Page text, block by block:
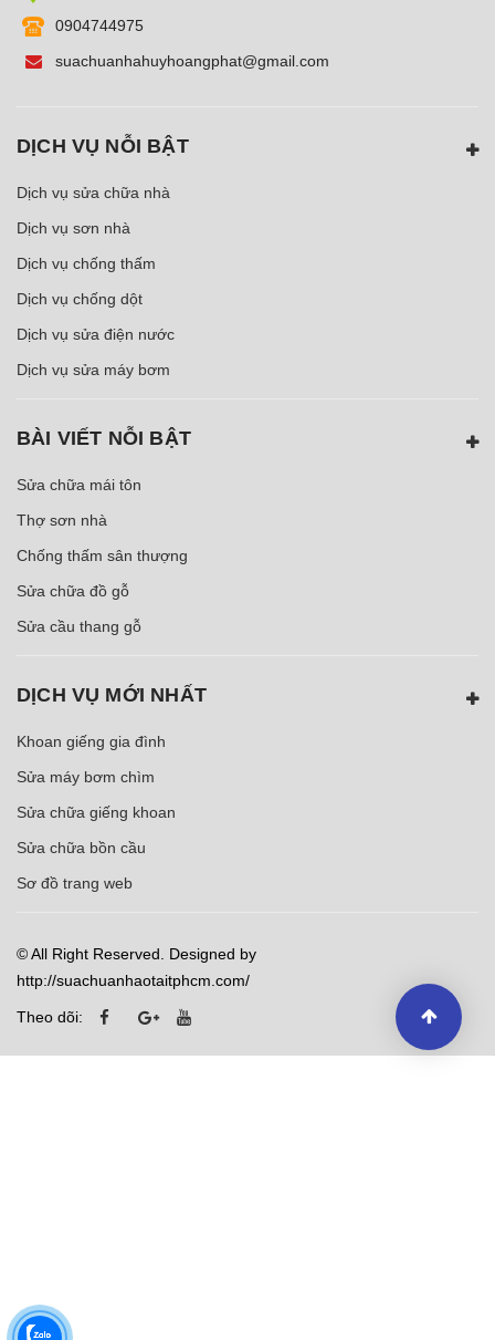
0904744975
suachuanhahuyhoangphat@gmail.com
DỊCH VỤ NỖI BẬT
Dịch vụ sửa chữa nhà
Dịch vụ sơn nhà
Dịch vụ chống thấm
Dịch vụ chống dột
Dịch vụ sửa điện nước
Dịch vụ sửa máy bơm
BÀI VIẾT NỖI BẬT
Sửa chữa mái tôn
Thợ sơn nhà
Chống thấm sân thượng
Sửa chữa đồ gỗ
Sửa cầu thang gỗ
DỊCH VỤ MỚI NHẤT
Khoan giếng gia đình
Sửa máy bơm chìm
Sửa chữa giếng khoan
Sửa chữa bồn cầu
Sơ đồ trang web
© All Right Reserved. Designed by
http://suachuanhaotaitphcm.com/
Theo dõi: